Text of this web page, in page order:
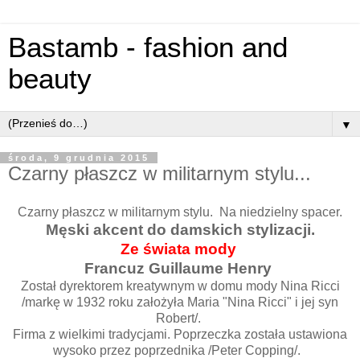
Bastamb - fashion and
beauty
▼
środa, 9 grudnia 2015
Czarny płaszcz w militarnym stylu...
Czarny płaszcz w militarnym stylu. Na niedzielny spacer.
Męski akcent do damskich stylizacji.
Ze świata mody
Francuz Guillaume Henry
Został dyrektorem kreatywnym w domu mody Nina Ricci
/markę w 1932 roku założyła Maria "Nina Ricci" i jej syn
Robert/.
Firma z wielkimi tradycjami. Poprzeczka została ustawiona
wysoko przez poprzednika /Peter Copping/.